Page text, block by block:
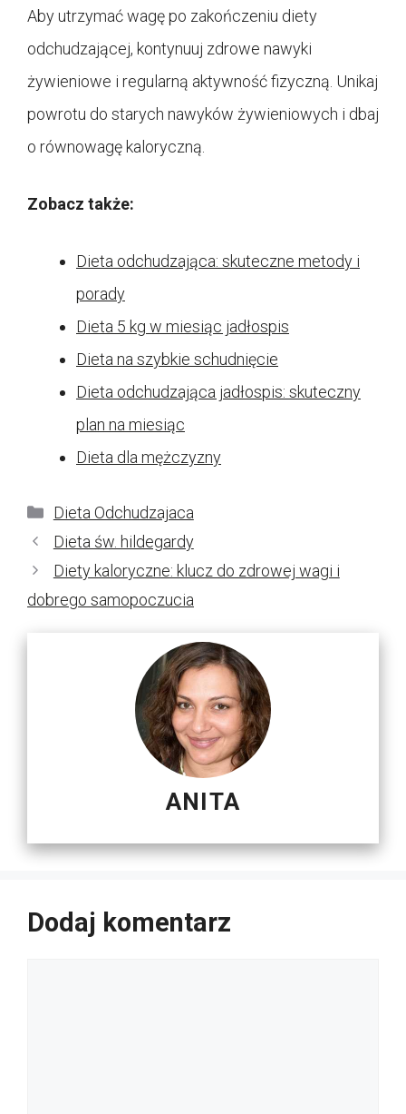
Aby utrzymać wagę po zakończeniu diety
odchudzającej, kontynuuj zdrowe nawyki
żywieniowe i regularną aktywność fizyczną. Unikaj
powrotu do starych nawyków żywieniowych i dbaj
o równowagę kaloryczną.
Zobacz także:
Dieta odchudzająca: skuteczne metody i
porady
Dieta 5 kg w miesiąc jadłospis
Dieta na szybkie schudnięcie
Dieta odchudzająca jadłospis: skuteczny
plan na miesiąc
Dieta dla mężczyzny
Kategorie
Dieta Odchudzajaca
Dieta św. hildegardy
Diety kaloryczne: klucz do zdrowej wagi i
dobrego samopoczucia
ANITA
Dodaj komentarz